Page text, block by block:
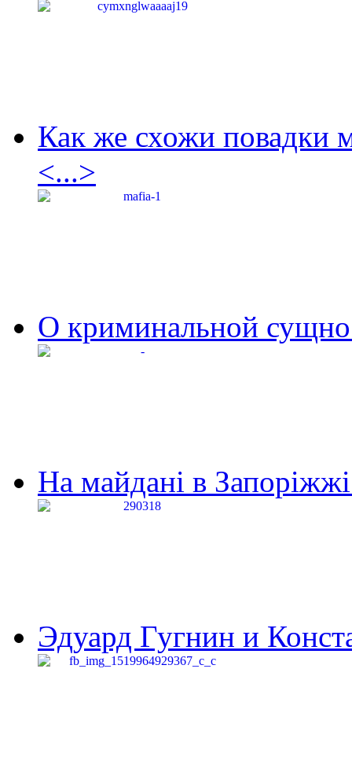
Как же схожи повадки
<...>
О криминальной
На майдані в
Эдуард Гугнин и